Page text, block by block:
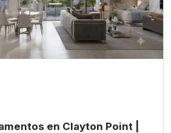
en Clayton Point |